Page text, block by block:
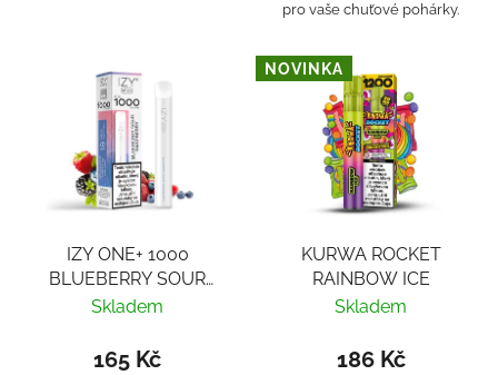
pro vaše chuťové pohárky.
IZY ONE+ 1000
BLUEBERRY SOUR
RASBERRY 18MG
Skladem
165 Kč
NOVINKA
KURWA ROCKET
RAINBOW ICE
Skladem
186 Kč